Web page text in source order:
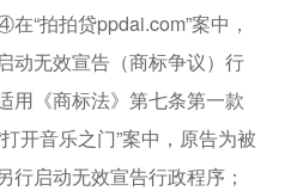
“拍拍贷ppdai.com”案中，
动无效宣告（商标争议）行
用《商标法》第七条第一款
开音乐之门”案中，原告为被
行启动无效宣告行政程序；